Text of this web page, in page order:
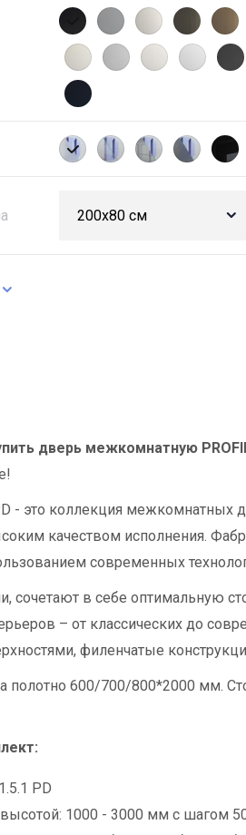
дверь межкомнатную
- это коллекция межкомнатных
качеством исполнения.
современных
сочетают в себе оптимальную
– от классических до
филенчатые
полотно 600/700/800*2000 мм.
1.5.1 PD
высотой: 1000 - 3000 мм с шагом